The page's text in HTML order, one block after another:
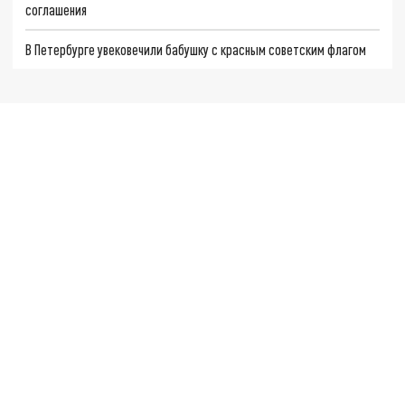
соглашения
В Петербурге увековечили бабушку с красным советским флагом